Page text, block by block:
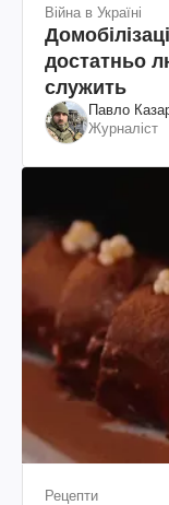
Війна в Україні
достатньо
служить
Павло
Журналіст
Рецепти